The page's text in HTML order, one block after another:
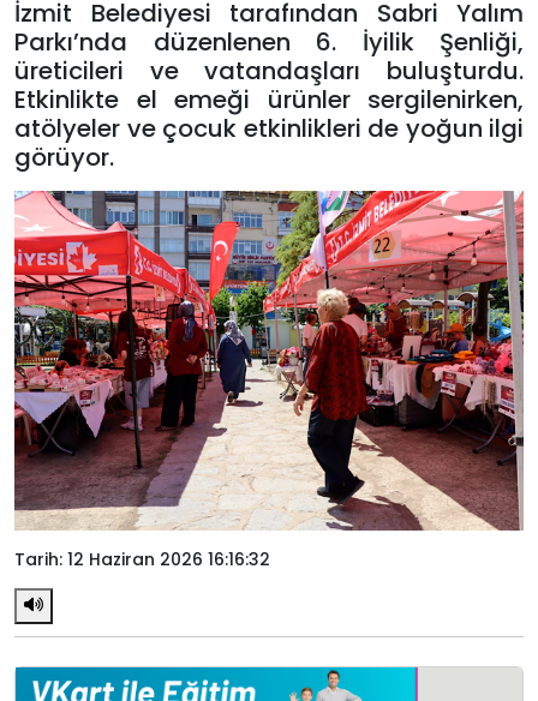
İzmit Belediyesi tarafından Sabri Yalım
Parkı’nda düzenlenen 6. İyilik Şenliği,
üreticileri ve vatandaşları buluşturdu.
Etkinlikte el emeği ürünler sergilenirken,
atölyeler ve çocuk etkinlikleri de yoğun ilgi
görüyor.
Tarih: 12 Haziran 2026 16:16:32